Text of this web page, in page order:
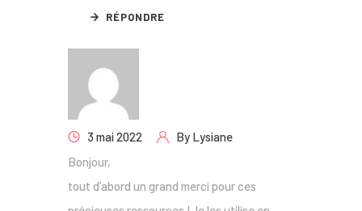
RÉPONDRE
3 mai 2022 By Lysiane
Bonjour,
tout d’abord un grand merci pour ces